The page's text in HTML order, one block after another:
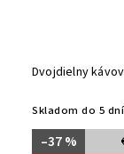
Dvojdielny
Skladom do 5 dní
–37 %